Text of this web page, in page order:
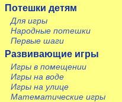
Потешки детям
Для игры
Народные потешки
Первые шаги
Развивающие игры
Игры в помещении
Игры на воде
Игры на улице
Математические игры